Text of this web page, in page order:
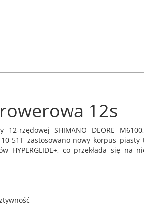
12s
rzędowej SHIMANO DEORE
51T zastosowano nowy korpus piasty
HYPERGLIDE+, co przekłada się na